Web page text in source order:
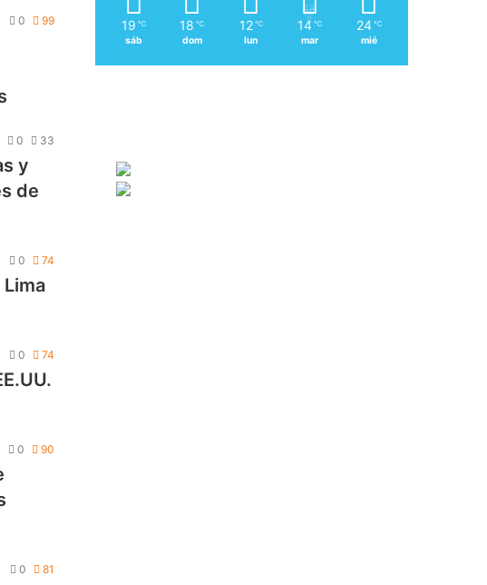
0 99
0 33
y
de
0 74
0 74
0 90
0 81
19 ℃
sáb
18 ℃
dom
12 ℃
lun
14 ℃
mar
24 ℃
mié